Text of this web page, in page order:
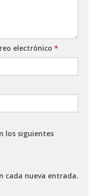
electrónico *
los siguientes
cada nueva entrada.